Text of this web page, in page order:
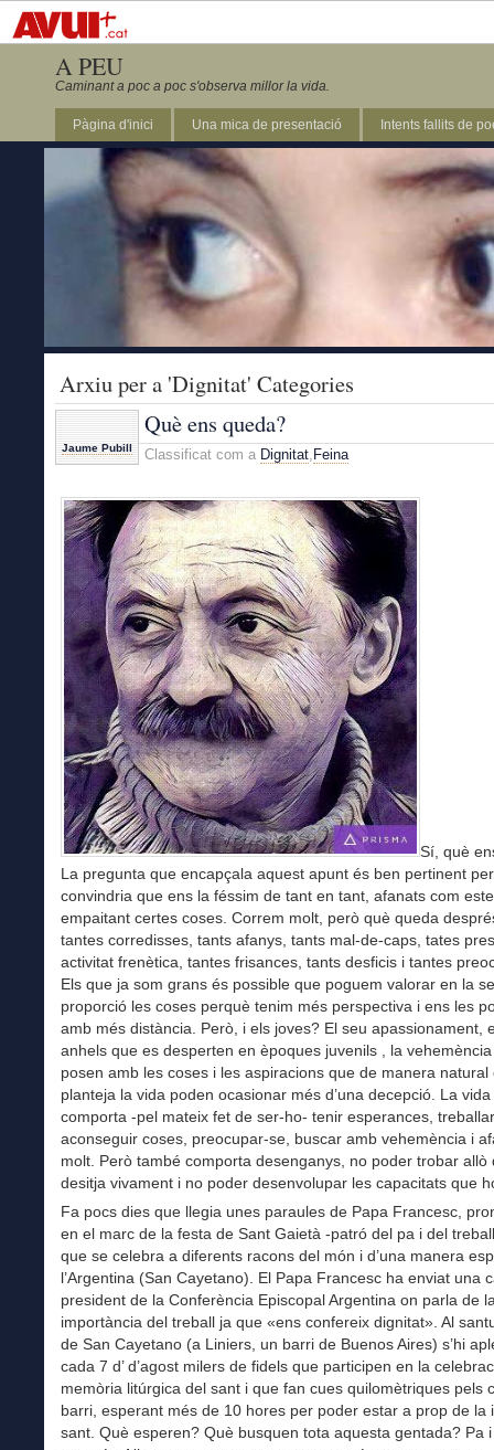
A PEU
Caminant a poc a poc s'observa millor la vida.
Pàgina d'inici Una mica de presentació Intents fallits de
Arxiu per a 'Dignitat' Categories
Jaume Pubill
Què ens queda?
Classificat com a Dignitat, Feina
Sí, què
La pregunta que encapçala aquest apunt és ben pertinent
convindria que ens la féssim de tant en tant, afanats com
empaitant certes coses. Correm molt, però què queda
tantes corredisses, tants afanys, tants mal-de-caps, tates
activitat frenètica, tantes frisances, tants desficis i tantes
Els que ja som grans és possible que poguem valorar en la
proporció les coses perquè tenim més perspectiva i ens les
amb més distància. Però, i els joves? El seu apassionament,
anhels que es desperten en èpoques juvenils , la
posen amb les coses i les aspiracions que de manera natural
planteja la vida poden ocasionar més d’una decepció. La vida
comporta -pel mateix fet de ser-ho- tenir esperances,
aconseguir coses, preocupar-se, buscar amb vehemència i
molt. Però també comporta desenganys, no poder trobar allò
desitja vivament i no poder desenvolupar les capacitats que
Fa pocs dies que llegia unes paraules de Papa Francesc,
en el marc de la festa de Sant Gaietà -patró del pa i del
que se celebra a diferents racons del món i d’una manera
l’Argentina (San Cayetano). El Papa Francesc ha enviat una
president de la Conferència Episcopal Argentina on parla de
importància del treball ja que «ens confereix dignitat». Al
de San Cayetano (a Liniers, un barri de Buenos Aires) s’hi
cada 7 d’ d’agost milers de fidels que participen en la
memòria litúrgica del sant i que fan cues quilomètriques pels
barri, esperant més de 10 hores per poder estar a prop de la
sant. Què esperen? Què busquen tota aquesta gentada? Pa